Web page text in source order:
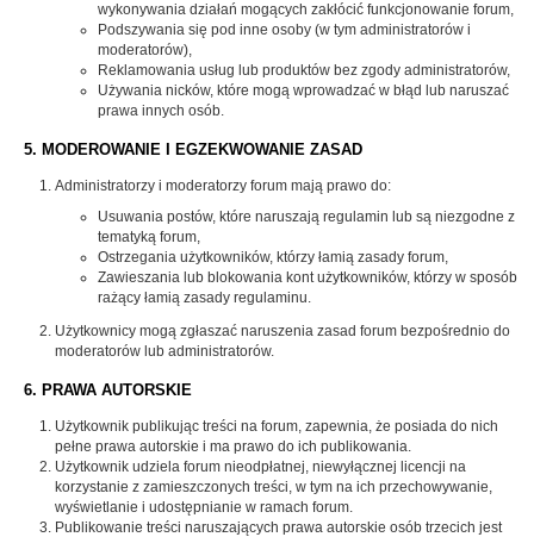
wykonywania działań mogących zakłócić funkcjonowanie forum,
Podszywania się pod inne osoby (w tym administratorów i
moderatorów),
Reklamowania usług lub produktów bez zgody administratorów,
Używania nicków, które mogą wprowadzać w błąd lub naruszać
prawa innych osób.
5. MODEROWANIE I EGZEKWOWANIE ZASAD
Administratorzy i moderatorzy forum mają prawo do:
Usuwania postów, które naruszają regulamin lub są niezgodne z
tematyką forum,
Ostrzegania użytkowników, którzy łamią zasady forum,
Zawieszania lub blokowania kont użytkowników, którzy w sposób
rażący łamią zasady regulaminu.
Użytkownicy mogą zgłaszać naruszenia zasad forum bezpośrednio do
moderatorów lub administratorów.
6. PRAWA AUTORSKIE
Użytkownik publikując treści na forum, zapewnia, że posiada do nich
pełne prawa autorskie i ma prawo do ich publikowania.
Użytkownik udziela forum nieodpłatnej, niewyłącznej licencji na
korzystanie z zamieszczonych treści, w tym na ich przechowywanie,
wyświetlanie i udostępnianie w ramach forum.
Publikowanie treści naruszających prawa autorskie osób trzecich jest